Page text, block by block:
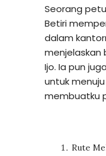
Seorang
Betiri
dalam
menjelaskan
Ijo. Ia pun
untuk
membuatku
Rute